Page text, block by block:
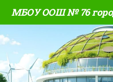
Skip to content